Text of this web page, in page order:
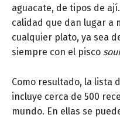
aguacate, de tipos de
calidad que dan lugar a
cualquier plato, ya sea
siempre con el pisco
Como resultado, la lista
incluye cerca de 500
mundo. En ellas se